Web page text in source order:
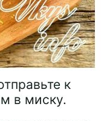
к
в миску.